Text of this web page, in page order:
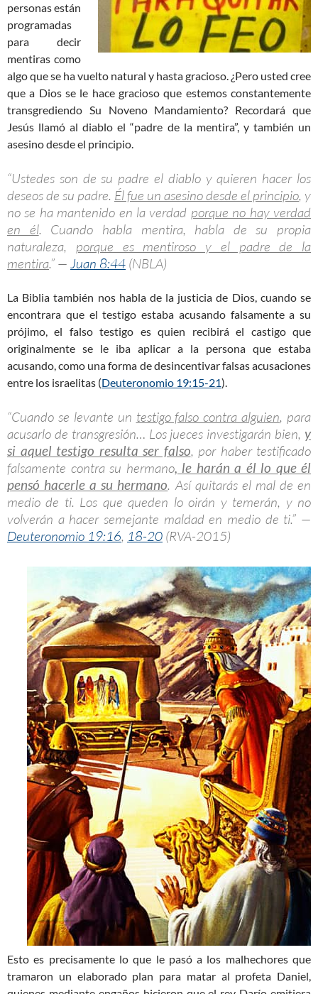
personas están
programadas
para decir
mentiras como
algo que se ha vuelto natural y hasta gracioso. ¿Pero usted cree
que a Dios se le hace gracioso que estemos constantemente
transgrediendo Su Noveno Mandamiento? Recordará que
Jesús llamó al diablo el “padre de la mentira”, y también un
asesino desde el principio.
“Ustedes son de su padre el diablo y quieren hacer los
deseos de su padre. Él fue un asesino desde el principio, y
no se ha mantenido en la verdad porque no hay verdad
en él. Cuando habla mentira, habla de su propia
naturaleza, porque es mentiroso y el padre de la
mentira.” — Juan 8:44 (NBLA)
La Biblia también nos habla de la justicia de Dios, cuando se
encontrara que el testigo estaba acusando falsamente a su
prójimo, el falso testigo es quien recibirá el castigo que
originalmente se le iba aplicar a la persona que estaba
acusando, como una forma de desincentivar falsas acusaciones
entre los israelitas (Deuteronomio 19:15-21).
“Cuando se levante un testigo falso contra alguien, para
acusarlo de transgresión… Los jueces investigarán bien, y
si aquel testigo resulta ser falso, por haber testificado
falsamente contra su hermano, le harán a él lo que él
pensó hacerle a su hermano. Así quitarás el mal de en
medio de ti. Los que queden lo oirán y temerán, y no
volverán a hacer semejante maldad en medio de ti.” —
Deuteronomio 19:16, 18-20 (RVA-2015)
Esto es precisamente lo que le pasó a los malhechores que
tramaron un elaborado plan para matar al profeta Daniel,